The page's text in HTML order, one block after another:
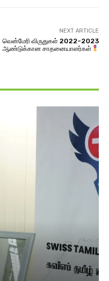
NEXT ARTICLE
வென்மேரி விருதுகள் 2022-2023
ஆண்டுக்கான சாதனையாளர்கள்